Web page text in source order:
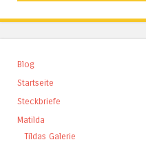
Blog
Startseite
Steckbriefe
Matilda
Tildas Galerie